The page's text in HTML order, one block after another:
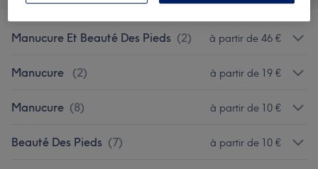
Manucure Et Beauté Des Pieds (2) à partir de 46 €
Manucure (2) à partir de 19 €
Manucure (8) à partir de 10 €
Beauté Des Pieds (7) à partir de 10 €